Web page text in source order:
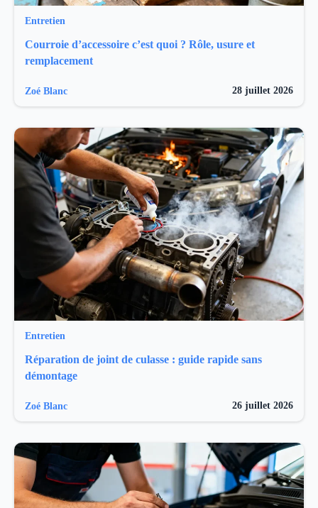
Entretien
Courroie d’accessoire c’est quoi ? Rôle, usure et
remplacement
Zoé Blanc 28 juillet 2026
Entretien
Réparation de joint de culasse : guide rapide sans
démontage
Zoé Blanc 26 juillet 2026